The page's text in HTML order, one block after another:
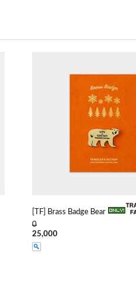
[TF] Brass Badge Bear
0
25,000